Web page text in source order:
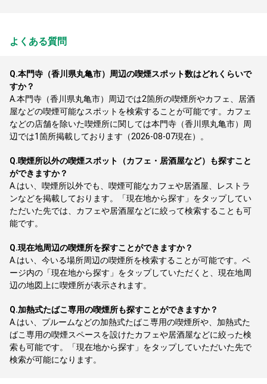
よくある質問
Q.本門寺（香川県丸亀市）周辺の喫煙スポット数はどれくらいで
すか？
A.本門寺（香川県丸亀市）周辺では2箇所の喫煙所やカフェ、居酒
屋などの喫煙可能なスポットを検索することが可能です。カフェ
などの店舗を除いた喫煙所に関しては本門寺（香川県丸亀市）周
辺では1箇所掲載しております（2026-08-07現在）。
Q.喫煙所以外の喫煙スポット（カフェ・居酒屋など）も探すこと
ができますか？
A. はい、喫煙所以外でも、喫煙可能なカフェや居酒屋、レストラ
ンなどを掲載しております。「現在地から探す」をタップしてい
ただいた先では、カフェや居酒屋などに絞って検索することも可
能です。
Q.現在地周辺の喫煙所を探すことができますか？
A. はい、今いる場所周辺の喫煙所を検索することが可能です。ペ
ージ内の「現在地から探す」をタップしていただくと、現在地周
辺の地図上に喫煙所が表示されます。
Q.加熱式たばこ専用の喫煙所も探すことができますか？
A. はい、プルームなどの加熱式たばこ専用の喫煙所や、加熱式た
ばこ専用の喫煙スペースを設けたカフェや居酒屋などに絞った検
索も可能です。「現在地から探す」をタップしていただいた先で
検索が可能になります。